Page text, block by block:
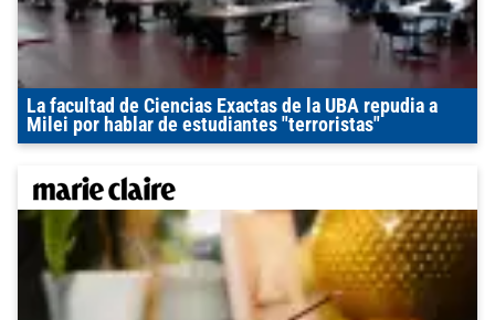
La facultad de Ciencias Exactas de la UBA repudia a
Milei por hablar de estudiantes "terroristas"